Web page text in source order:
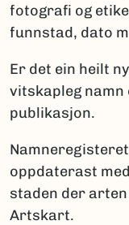
fotografi og
funnstad, dato
Er det ein heilt
vitskapleg namn
publikasjon.
oppdaterast
staden der
Artskart.